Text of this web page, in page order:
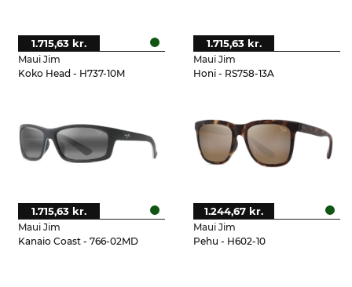
Maui Jim
Koko Head - H737-10M
1.715,63 kr.
Maui Jim
Honi - RS758-13A
1.715,63 kr.
Maui Jim
Kanaio Coast - 766-02MD
1.715,63 kr.
Maui Jim
Pehu - H602-10
1.244,67 kr.